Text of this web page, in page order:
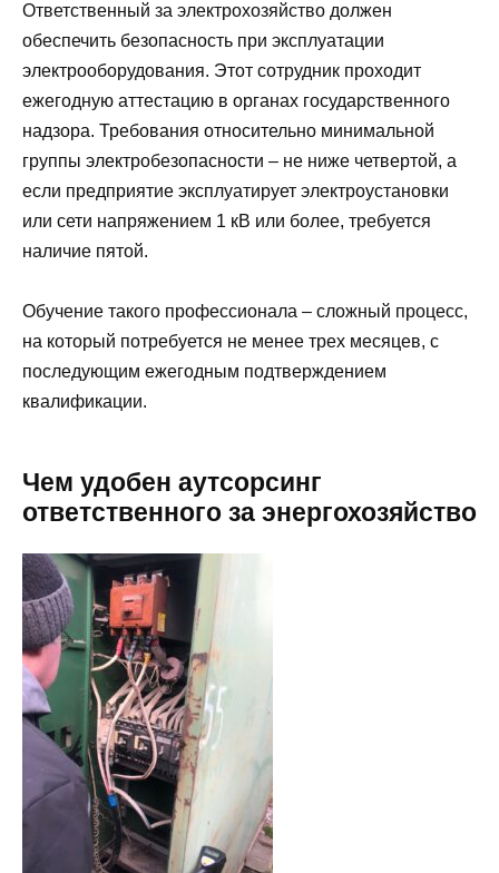
Ответственный за электрохозяйство должен
обеспечить безопасность при эксплуатации
электрооборудования. Этот сотрудник проходит
ежегодную аттестацию в органах государственного
надзора. Требования относительно минимальной
группы электробезопасности – не ниже четвертой, а
если предприятие эксплуатирует электроустановки
или сети напряжением 1 кВ или более, требуется
наличие пятой.
Обучение такого профессионала – сложный процесс,
на который потребуется не менее трех месяцев, с
последующим ежегодным подтверждением
квалификации.
Чем удобен аутсорсинг
ответственного за энергохозяйство